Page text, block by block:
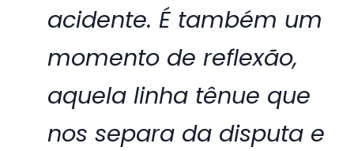
acidente. É também um
momento de reflexão,
aquela linha tênue que
nos separa da disputa e